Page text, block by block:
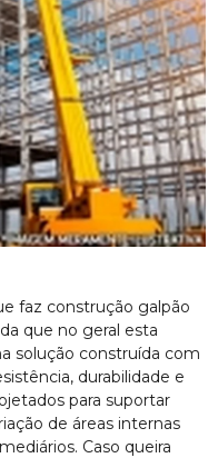
faz construção galpão
que no geral esta
solução construída com
durabilidade e
para suportar
de áreas internas
Caso queira